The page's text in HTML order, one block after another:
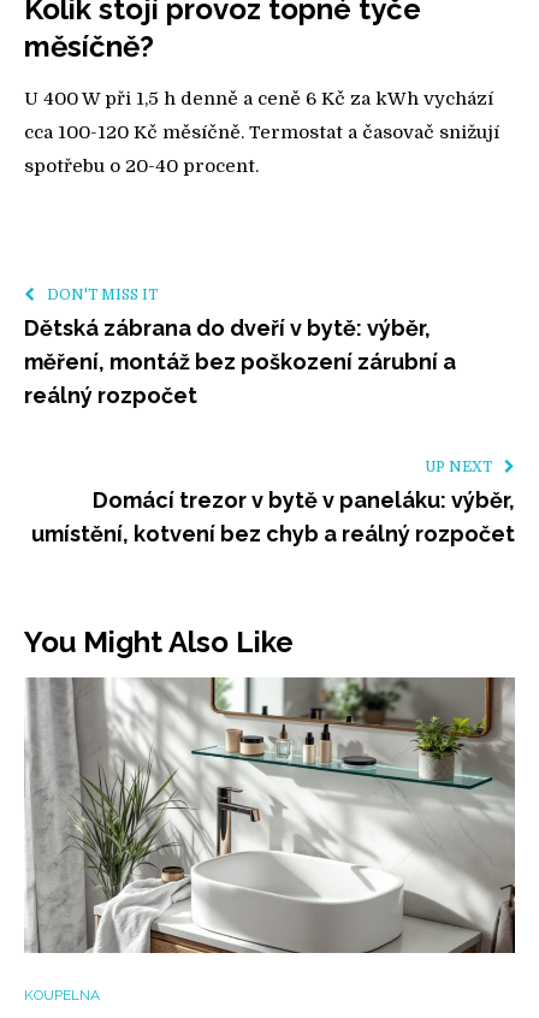
Kolik stojí provoz topné tyče
měsíčně?
U 400 W při 1,5 h denně a ceně 6 Kč za kWh vychází
cca 100-120 Kč měsíčně. Termostat a časovač snižují
spotřebu o 20-40 procent.
DON'T MISS IT
Dětská zábrana do dveří v bytě: výběr,
měření, montáž bez poškození zárubní a
reálný rozpočet
UP NEXT
Domácí trezor v bytě v paneláku: výběr,
umístění, kotvení bez chyb a reálný rozpočet
You Might Also Like
KOUPELNA